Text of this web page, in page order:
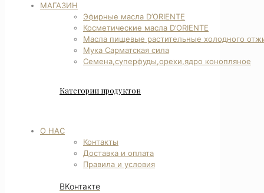
МАГАЗИН
Эфирные масла D’ORIENTE
Косметические масла D’ORIENTE
Масла пищевые растительные холодного
Мука Сарматская сила
Семена,суперфуды,орехи,ядро конопляное
Категории продуктов
О НАС
Контакты
Доставка и оплата
Правила и условия
ВКонтакте